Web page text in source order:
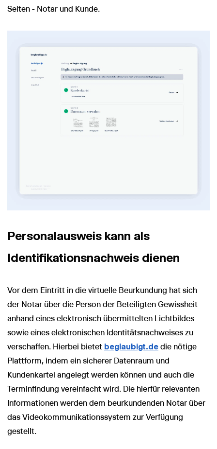
Seiten - Notar und Kunde.
Personalausweis kann als
Identifikationsnachweis dienen
Vor dem Eintritt in die virtuelle Beurkundung hat sich
der Notar über die Person der Beteiligten Gewissheit
anhand eines elektronisch übermittelten Lichtbildes
sowie eines elektronischen Identitätsnachweises zu
verschaffen. Hierbei bietet beglaubigt.de die nötige
Plattform, indem ein sicherer Datenraum und
Kundenkartei angelegt werden können und auch die
Terminfindung vereinfacht wird. Die hierfür relevanten
Informationen werden dem beurkundenden Notar über
das Videokommunikationssystem zur Verfügung
gestellt.